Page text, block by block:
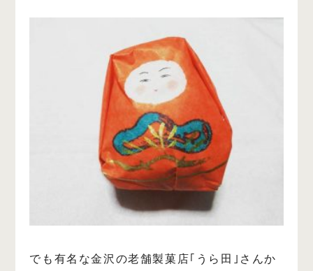
でも有名な金沢の老舗製菓店｢うら田｣さんか